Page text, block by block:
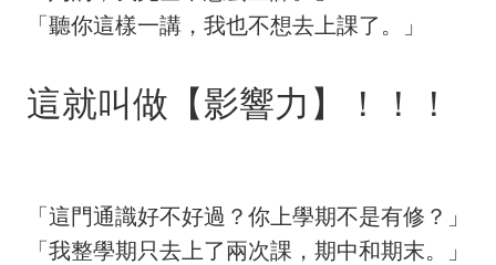
「聽你這樣一講，我也不想去上課了。」
這就叫做【影響力】！！！
「這門通識好不好過？你上學期不是有修？」
「我整學期只去上了兩次課，期中和期末。」